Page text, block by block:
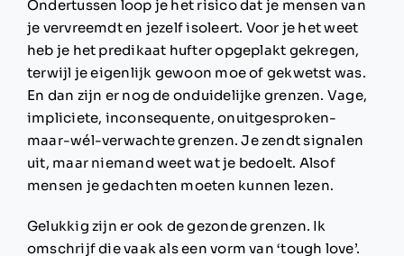
Ondertussen loop je het risico dat je mensen van
je vervreemdt en jezelf isoleert. Voor je het weet
heb je het predikaat hufter opgeplakt gekregen,
terwijl je eigenlijk gewoon moe of gekwetst was.
En dan zijn er nog de onduidelijke grenzen. Vage,
impliciete, inconsequente, onuitgesproken-
maar-wél-verwachte grenzen. Je zendt signalen
uit, maar niemand weet wat je bedoelt. Alsof
mensen je gedachten moeten kunnen lezen.
Gelukkig zijn er ook de gezonde grenzen. Ik
omschrijf die vaak als een vorm van ‘tough love’.